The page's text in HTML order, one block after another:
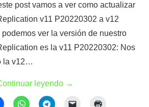
post vamos a ver como actualizar
v11 P20220302 a v12
ver la versión de nuestro
es la v11 P20220302: Nos
la v12…
leyendo →